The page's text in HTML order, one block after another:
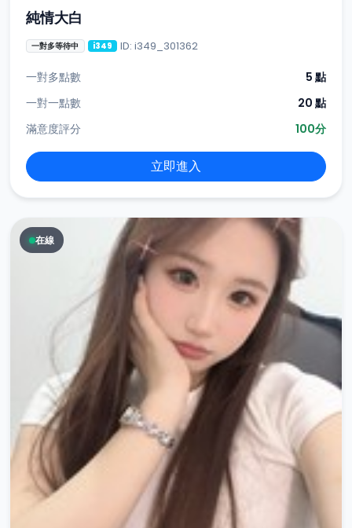
純情大白
一對多等待中 i349 ID: i349_301362
一對多點數
5 點
一對一點數
20 點
滿意度評分
100分
立即進入
在線